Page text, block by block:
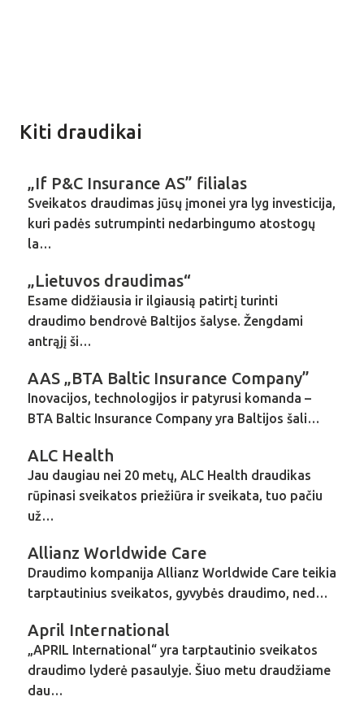
Kiti draudikai
„If P&C Insurance AS” filialas
Sveikatos draudimas jūsų įmonei yra lyg investicija,
kuri padės sutrumpinti nedarbingumo atostogų
la…
„Lietuvos draudimas“
Esame didžiausia ir ilgiausią patirtį turinti
draudimo bendrovė Baltijos šalyse. Žengdami
antrąjį ši…
AAS „BTA Baltic Insurance Company”
Inovacijos, technologijos ir patyrusi komanda –
BTA Baltic Insurance Company yra Baltijos šali…
ALC Health
Jau daugiau nei 20 metų, ALC Health draudikas
rūpinasi sveikatos priežiūra ir sveikata, tuo pačiu
už…
Allianz Worldwide Care
Draudimo kompanija Allianz Worldwide Care teikia
tarptautinius sveikatos, gyvybės draudimo, ned…
April International
„APRIL International“ yra tarptautinio sveikatos
draudimo lyderė pasaulyje. Šiuo metu draudžiame
dau…